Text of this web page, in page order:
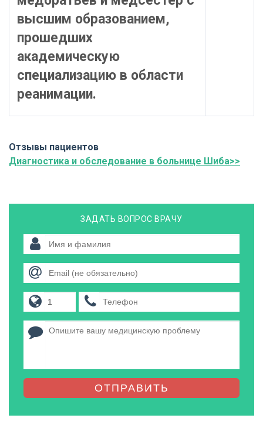
высшим образованием,
прошедших
академическую
специализацию в области
реанимации.
Отзывы пациентов
Диагностика и обследование в больнице Шиба>>
ЗАДАТЬ ВОПРОС ВРАЧУ
ОТПРАВИТЬ